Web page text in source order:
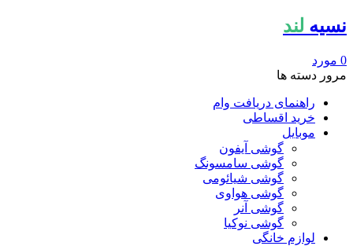
نسیه لند
0 مورد
مرور دسته ها
راهنمای دریافت وام
خرید اقساطی
موبایل
گوشی آیفون
گوشی سامسونگ
گوشی شیائومی
گوشی هواوی
گوشی آنر
گوشی نوکیا
لوازم خانگی